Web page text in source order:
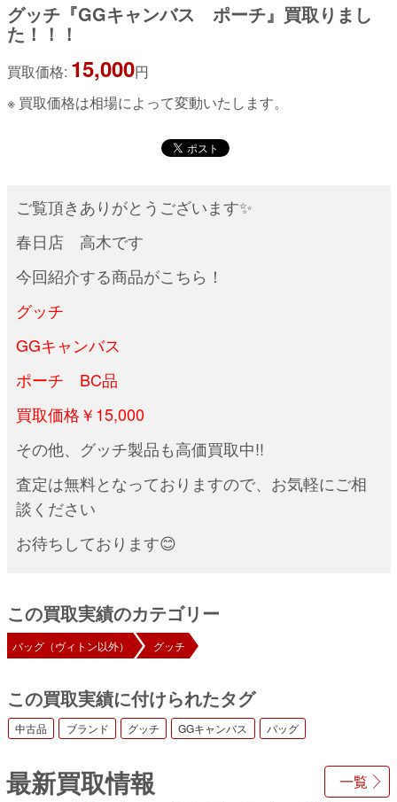
グッチ『GGキャンバス ポーチ』買取りまし
た！！！
買取価格: 15,000円
※ 買取価格は相場によって変動いたします。
ご覧頂きありがとうございます✨
春日店 高木です
今回紹介する商品がこちら！
グッチ
GGキャンバス
ポーチ BC品
買取価格￥15,000
その他、グッチ製品も高価買取中!!
査定は無料となっておりますので、お気軽にご相
談ください
お待ちしております😊
この買取実績のカテゴリー
バッグ（ヴィトン以外） グッチ
この買取実績に付けられたタグ
中古品 ブランド グッチ GGキャンバス バッグ
一覧
最新買取情報